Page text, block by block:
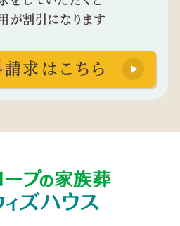
が割引になります
求はこちら